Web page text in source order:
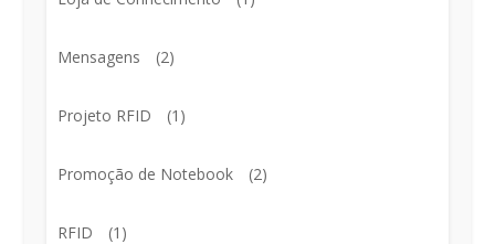
Mensagens (2)
Projeto RFID (1)
Promoção de Notebook (2)
RFID (1)